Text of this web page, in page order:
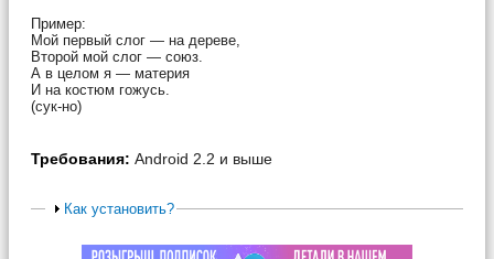
Пример:
Мой первый слог — на дереве,
Второй мой слог — союз.
А в целом я — материя
И на костюм гожусь.
(сук-но)
Требования: Android 2.2 и выше
Как установить?